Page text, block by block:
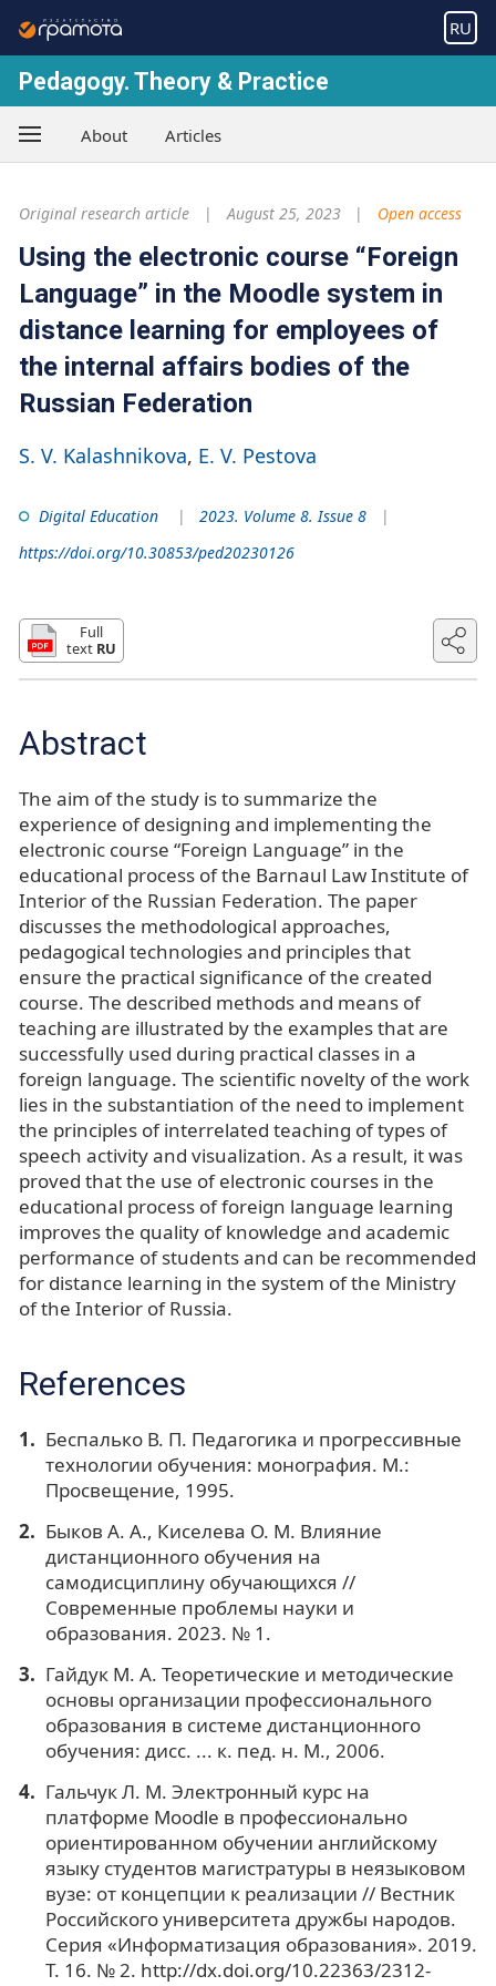
RU
Pedagogy. Theory & Practice
About Articles
Original research article August 25, 2023 Open access
Using the electronic course “Foreign
Language” in the Moodle system in
distance learning for employees of
the internal affairs bodies of the
Russian Federation
S. V. Kalashnikova E. V. Pestova
Digital Education
2023. Volume 8. Issue 8
https://doi.org/10.30853/ped20230126
Full
text RU
Abstract
The aim of the study is to summarize the
experience of designing and implementing the
electronic course “Foreign Language” in the
educational process of the Barnaul Law Institute of
Interior of the Russian Federation. The paper
discusses the methodological approaches,
pedagogical technologies and principles that
ensure the practical significance of the created
course. The described methods and means of
teaching are illustrated by the examples that are
successfully used during practical classes in a
foreign language. The scientific novelty of the work
lies in the substantiation of the need to implement
the principles of interrelated teaching of types of
speech activity and visualization. As a result, it was
proved that the use of electronic courses in the
educational process of foreign language learning
improves the quality of knowledge and academic
performance of students and can be recommended
for distance learning in the system of the Ministry
of the Interior of Russia.
References
Беспалько В. П. Педагогика и прогрессивные
технологии обучения: монография. М.:
Просвещение, 1995.
Быков А. А., Киселева О. М. Влияние
дистанционного обучения на
самодисциплину обучающихся //
Современные проблемы науки и
образования. 2023. № 1.
Гайдук М. А. Теоретические и методические
основы организации профессионального
образования в системе дистанционного
обучения: дисс. ... к. пед. н. М., 2006.
Гальчук Л. М. Электронный курс на
платформе Moodle в профессионально
ориентированном обучении английскому
языку студентов магистратуры в неязыковом
вузе: от концепции к реализации // Вестник
Российского университета дружбы народов.
Серия «Информатизация образования». 2019.
Т. 16. № 2. http://dx.doi.org/10.22363/2312-